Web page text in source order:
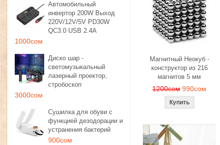
Автомобильный
инвертор 200W Выход
220V/12V/5V PD30W
QC3.0 USB 2.4A
1000сом
Диско шар -
светомузыкальный
лазерный проектор,
стробоскоп
3000сом
Сушилка для обуви с
функцией дезодорации и
устранения бактерий
900сом
Магнитный Неокуб -
конструктор из 216
магнитов 5 мм
1200сом 990сом